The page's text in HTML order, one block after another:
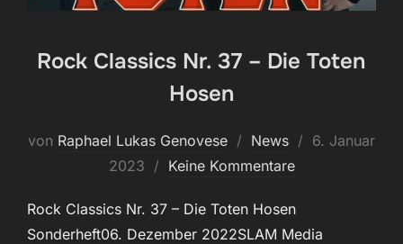
Rock Classics Nr. 37 – Die Toten
Hosen
von Raphael Lukas Genovese News
Veröffentlicht
6. Januar
2023
Keine Kommentare
Rock Classics Nr. 37 – Die Toten Hosen
Sonderheft06. Dezember 2022SLAM Media